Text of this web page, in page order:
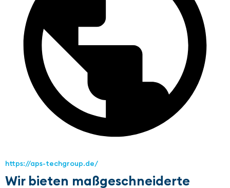
https://aps-techgroup.de/
Wir bieten maßgeschneiderte